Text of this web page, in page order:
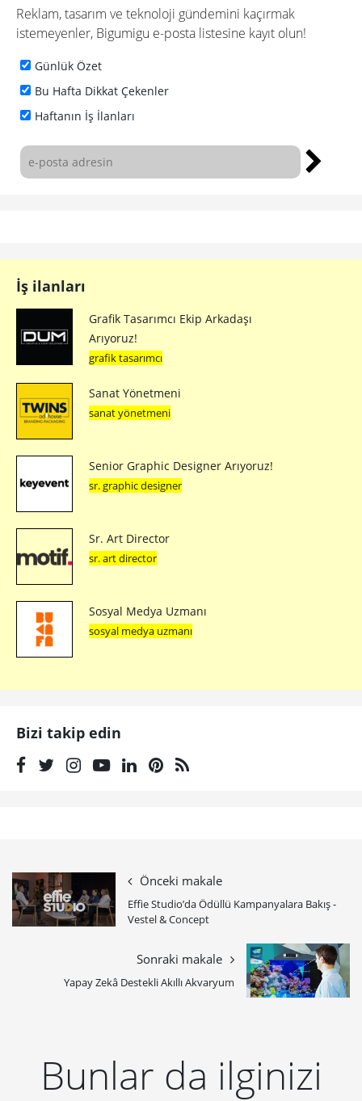
Reklam, tasarım ve teknoloji gündemini kaçırmak
istemeyenler, Bigumigu e-posta listesine kayıt olun!
Günlük Özet
Bu Hafta Dikkat Çekenler
Haftanın İş İlanları
İş ilanları
Grafik Tasarımcı Ekip Arkadaşı
Arıyoruz!
grafik tasarımcı
Sanat Yönetmeni
sanat yönetmeni
Senior Graphic Designer Arıyoruz!
sr. graphic designer
Sr. Art Director
sr. art director
Sosyal Medya Uzmanı
sosyal medya uzmanı
Bizi takip edin
Önceki makale
Effie Studio’da Ödüllü Kampanyalara Bakış -
Vestel & Concept
Sonraki makale
Yapay Zekâ Destekli Akıllı Akvaryum
Bunlar da ilginizi